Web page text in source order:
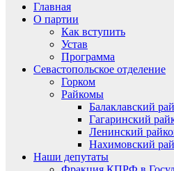
Главная
О партии
Как вступить
Устав
Программа
Севастопольское отделение
Горком
Райкомы
Балаклавский
Гагаринский
Ленинский
Нахимовский
Наши депутаты